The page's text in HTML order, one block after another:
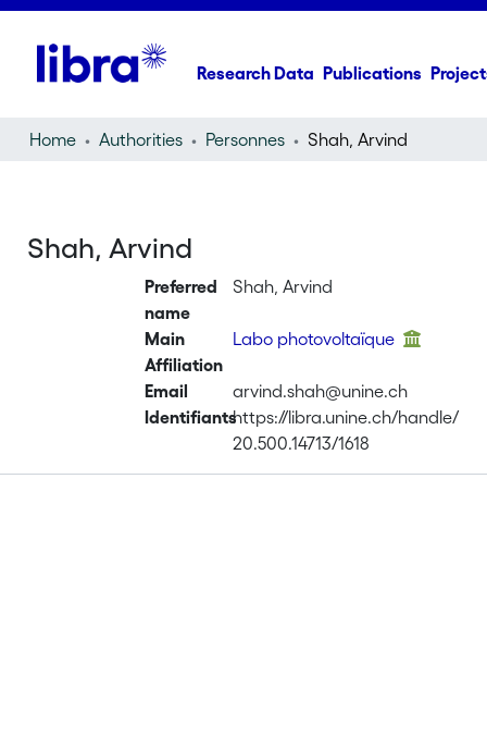
Research Data Publications
Home Authorities Personnes Shah, Arvind
Shah, Arvind
Preferred
name
Shah, Arvind
Main
Affiliation
Labo photovoltaïque
Email
arvind.shah@unine.ch
Identifiantshttps://libra.unine.ch/handle/
20.500.14713/1618